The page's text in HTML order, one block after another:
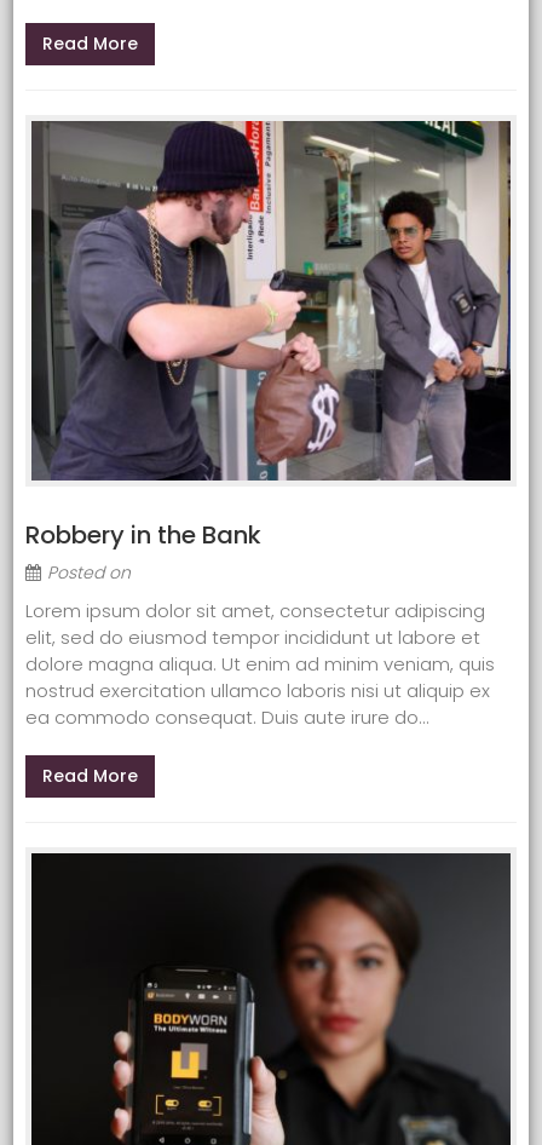
Read More
Robbery in the Bank
Posted on
Lorem ipsum dolor sit amet, consectetur adipiscing
elit, sed do eiusmod tempor incididunt ut labore et
dolore magna aliqua. Ut enim ad minim veniam, quis
nostrud exercitation ullamco laboris nisi ut aliquip ex
ea commodo consequat. Duis aute irure do...
Read More